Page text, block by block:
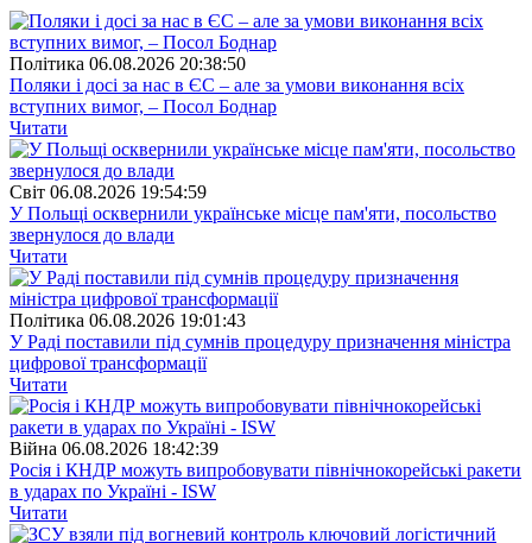
Полiтика 06.08.2026 20:38:50
Поляки і досі за нас в ЄС – але за умови виконання всіх
вступних вимог, – Посол Боднар
Читати
Свiт 06.08.2026 19:54:59
У Польщі осквернили українське місце пам'яти, посольство
звернулося до влади
Читати
Полiтика 06.08.2026 19:01:43
У Раді поставили під сумнів процедуру призначення міністра
цифрової трансформації
Читати
Війна 06.08.2026 18:42:39
Росія і КНДР можуть випробовувати північнокорейські ракети
в ударах по Україні - ISW
Читати